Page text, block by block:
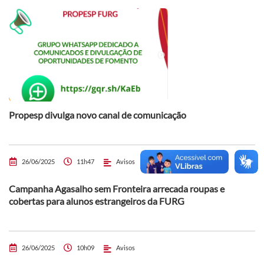
Propesp divulga novo canal de comunicação
26/06/2025 11h47 Avisos
Campanha Agasalho sem Fronteira arrecada roupas e
cobertas para alunos estrangeiros da FURG
26/06/2025 10h09 Avisos